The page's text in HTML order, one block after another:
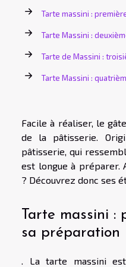
Tarte massini :
Tarte Massini :
Tarte de Massini :
Tarte Massini :
Facile à réaliser, le
de la pâtisserie.
pâtisserie, qui
est longue à préparer.
? Découvrez donc ses
Tarte massini
sa préparation
. La tarte massini